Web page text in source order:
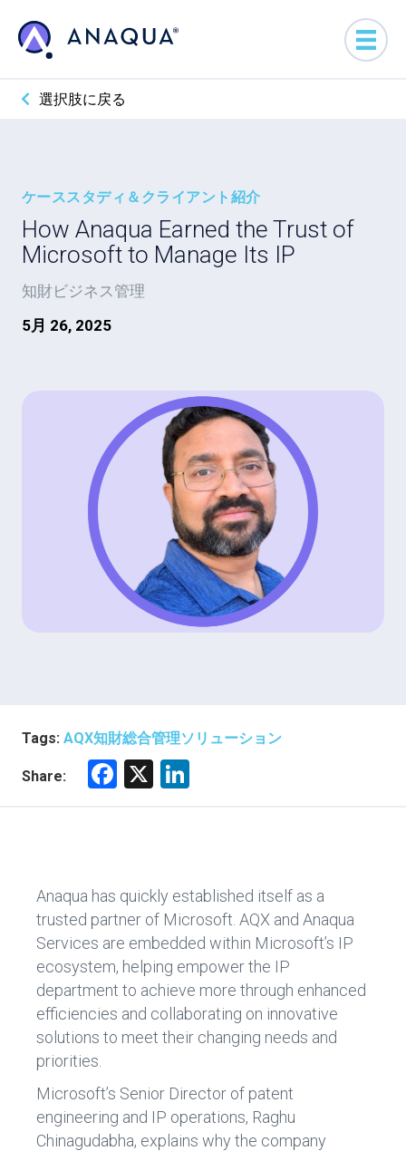
選択肢に戻る
ケーススタディ＆クライアント紹介
How Anaqua Earned the Trust of
Microsoft to Manage Its IP
知財ビジネス管理
5月 26, 2025
Tags: AQX知財総合管理ソリューション
Share:
F
o
ok
X
n
Anaqua has quickly established itself as a
trusted partner of Microsoft. AQX and Anaqua
Services are embedded within Microsoft’s IP
ecosystem, helping empower the IP
department to achieve more through enhanced
efficiencies and collaborating on innovative
solutions to meet their changing needs and
priorities.
Microsoft’s Senior Director of patent
engineering and IP operations, Raghu
Chinagudabha, explains why the company